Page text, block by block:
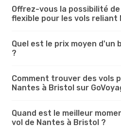
Offrez-vous la possibilité
flexible pour les vols reliant
Quel est le prix moyen d'un
?
Comment trouver des vols
Nantes à Bristol sur
Quand est le meilleur
vol de Nantes à Bristol ?